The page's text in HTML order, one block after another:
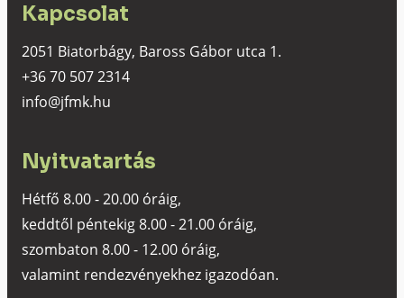
Kapcsolat
2051 Biatorbágy, Baross Gábor utca 1.
+36 70 507 2314
info@jfmk.hu
Nyitvatartás
Hétfő 8.00 - 20.00 óráig,
keddtől péntekig 8.00 - 21.00 óráig,
szombaton 8.00 - 12.00 óráig,
valamint rendezvényekhez igazodóan.